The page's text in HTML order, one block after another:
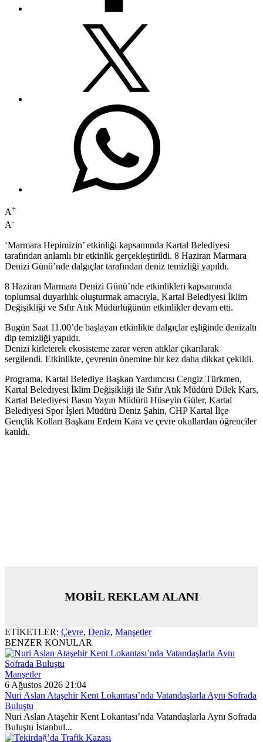
A+
A-
‘Marmara Hepimizin’ etkinliği kapsamında Kartal Belediyesi
tarafından anlamlı bir etkinlik gerçekleştirildi. 8 Haziran Marmara
Denizi Günü’nde dalgıçlar tarafından deniz temizliği yapıldı.
8 Haziran Marmara Denizi Günü’nde etkinlikleri kapsamında
toplumsal duyarlılık oluşturmak amacıyla, Kartal Belediyesi İklim
Değişikliği ve Sıfır Atık Müdürlüğünün etkinlikler devam etti.
Bugün Saat 11.00’de başlayan etkinlikte dalgıçlar eşliğinde denizaltı
dip temizliği yapıldı.
Denizi kirleterek ekosisteme zarar veren atıklar çıkarılarak
sergilendi. Etkinlikte, çevrenin önemine bir kez daha dikkat çekildi.
Programa, Kartal Belediye Başkan Yardımcısı Cengiz Türkmen,
Kartal Belediyesi İklim Değişikliği ile Sıfır Atık Müdürü Dilek Kars,
Kartal Belediyesi Basın Yayın Müdürü Hüseyin Güler, Kartal
Belediyesi Spor İşleri Müdürü Deniz Şahin, CHP Kartal İlçe
Gençlik Kolları Başkanı Erdem Kara ve çevre okullardan öğrenciler
katıldı.
MOBİL REKLAM ALANI
ETİKETLER: Çevre, Deniz, Manşetler
BENZER KONULAR
Manşetler
6 Ağustos 2026 21:04
Nuri Aslan Ataşehir Kent Lokantası’nda Vatandaşlarla Aynı Sofrada
Buluştu
Nuri Aslan Ataşehir Kent Lokantası’nda Vatandaşlarla Aynı Sofrada
Buluştu İstanbul...